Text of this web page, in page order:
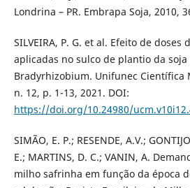
Londrina – PR. Embrapa Soja, 2010,
SILVEIRA, P. G. et al. Efeito de
aplicadas no sulco de plantio da
Bradyrhizobium. Unifunec Científica
n. 12, p. 1-13, 2021. DOI:
https://doi.org/10.24980/
SIMÃO, E. P.; RESENDE, A.V.;
E.; MARTINS, D. C.; VANIN, A.
milho safrinha em função da época